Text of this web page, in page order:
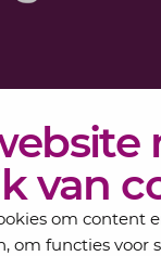
van
om content
om functies voor